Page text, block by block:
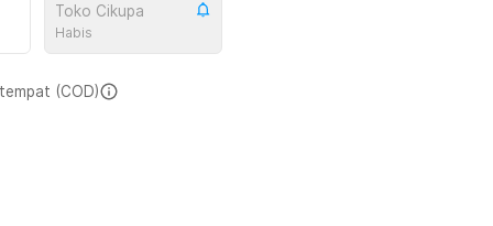
Toko Cikupa
Habis
(COD)